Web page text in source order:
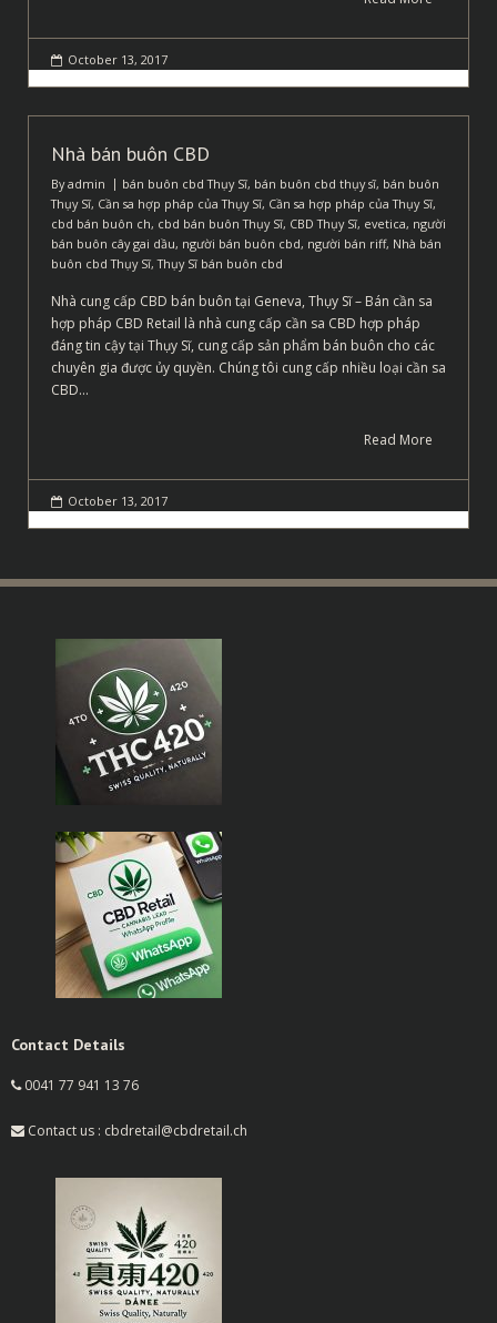
October 13, 2017
Nhà bán buôn CBD
Byadmin bán buôn cbd Thụy Sĩ, bán buôn cbd thụy sĩ, bán buôn
Thụy Sĩ, Cần sa hợp pháp của Thụy Sĩ, Cần sa hợp pháp của Thụy Sĩ,
cbd bán buôn ch, cbd bán buôn Thụy Sĩ, CBD Thụy Sĩ, evetica, người
bán buôn cây gai dầu, người bán buôn cbd, người bán riff, Nhà bán
buôn cbd Thụy Sĩ,Thụy Sĩ bán buôn cbd
Nhà cung cấp CBD bán buôn tại Geneva, Thụy Sĩ – Bán cần sa
hợp pháp CBD Retail là nhà cung cấp cần sa CBD hợp pháp
đáng tin cậy tại Thụy Sĩ, cung cấp sản phẩm bán buôn cho các
chuyên gia được ủy quyền. Chúng tôi cung cấp nhiều loại cần sa
CBD…
Read More
October 13, 2017
Contact Details
0041 77 941 13 76
Contact us : cbdretail@cbdretail.ch